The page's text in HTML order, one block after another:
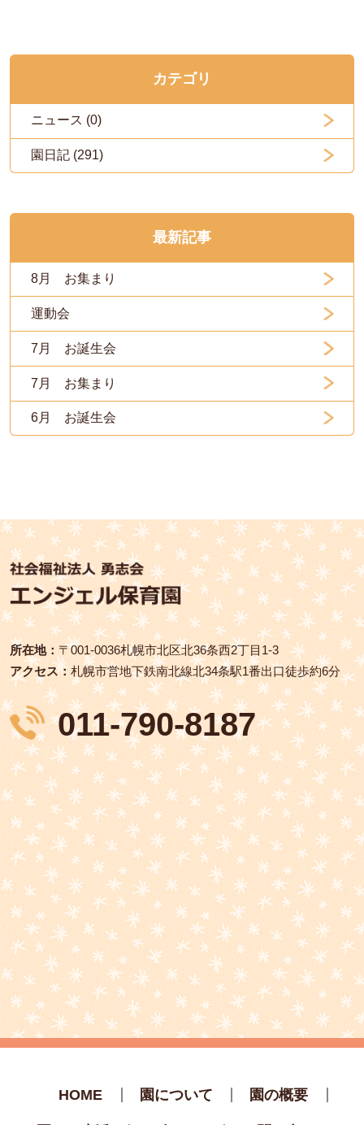
カテゴリ
ニュース (0)
園日記 (291)
最新記事
8月 お集まり
運動会
7月 お誕生会
7月 お集まり
6月 お誕生会
所在地： 〒001‑0036札幌市北区北36条西2丁目1-3
アクセス：札幌市営地下鉄南北線北34条駅1番出口徒歩約6分
011-790-8187
HOME 園について 園の概要